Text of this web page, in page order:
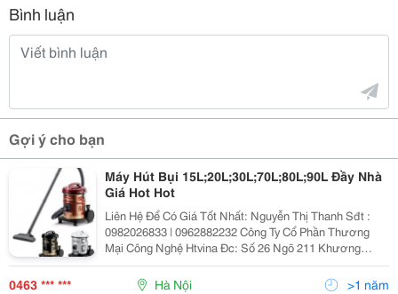
Bình luận
Gợi ý cho bạn
Máy Hút Bụi 15L;20L;30L;70L;80L;90L Đầy Nhà
Giá Hot Hot
Liên Hệ Để Có Giá Tốt Nhất: Nguyễn Thị Thanh Sđt :
0982026833 | 0962882232 Công Ty Cổ Phần Thương
Mại Công Nghệ Htvina Đc: Số 26 Ngõ 211 Khương
Trung &Ndash; Thanh Xuân &Ndash; Hà Nội Yahoo
:Nguyenthanh6685 Website: Http://Sieuthiht.com |
0463 *** *** Hà Nội >1 năm